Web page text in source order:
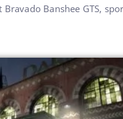
Banshee GTS,